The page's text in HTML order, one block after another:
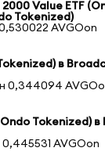
2000 Value ETF
Tokenized)
AVGOon
в
0,344094
Tokenized)
0,445531 AVGOon